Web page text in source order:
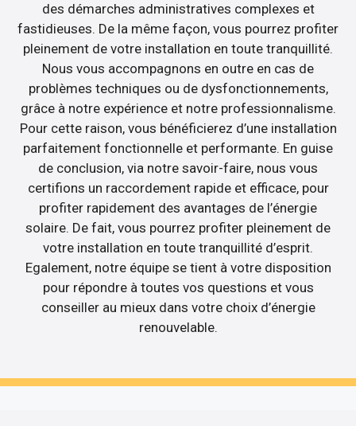
des démarches administratives complexes et
fastidieuses. De la même façon, vous pourrez profiter
pleinement de votre installation en toute tranquillité.
Nous vous accompagnons en outre en cas de
problèmes techniques ou de dysfonctionnements,
grâce à notre expérience et notre professionnalisme.
Pour cette raison, vous bénéficierez d’une installation
parfaitement fonctionnelle et performante. En guise
de conclusion, via notre savoir-faire, nous vous
certifions un raccordement rapide et efficace, pour
profiter rapidement des avantages de l’énergie
solaire. De fait, vous pourrez profiter pleinement de
votre installation en toute tranquillité d’esprit.
Egalement, notre équipe se tient à votre disposition
pour répondre à toutes vos questions et vous
conseiller au mieux dans votre choix d’énergie
renouvelable.